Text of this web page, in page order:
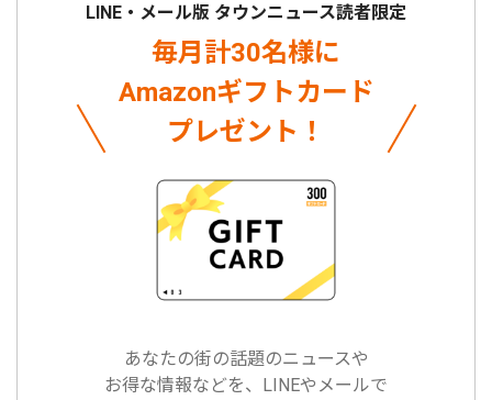
LINE・メール版 タウンニュース読者限定
毎月計30名様に
Amazonギフトカード
プレゼント！
あなたの街の話題のニュースや
お得な情報などを、LINEやメールで